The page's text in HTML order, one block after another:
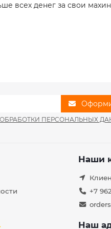
всех денег за свои
ПЕРСОНАЛЬНЫХ
Наши
+7
Наш